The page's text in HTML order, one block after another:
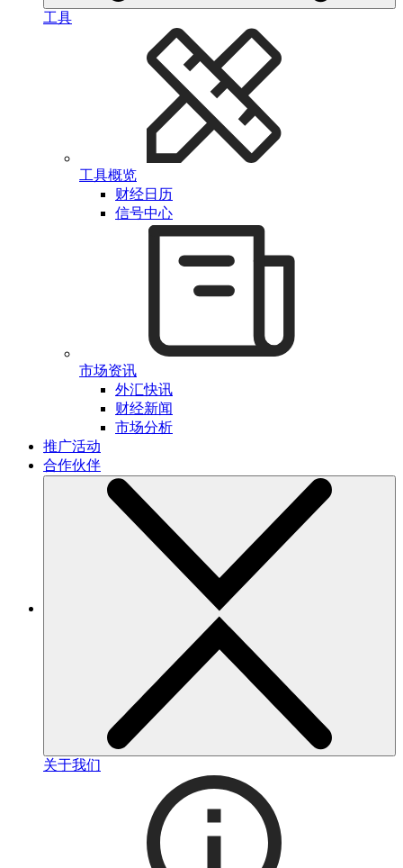
工具
工具概览
财经日历
信号中心
市场资讯
外汇快讯
财经新闻
市场分析
推广活动
合作伙伴
关于我们